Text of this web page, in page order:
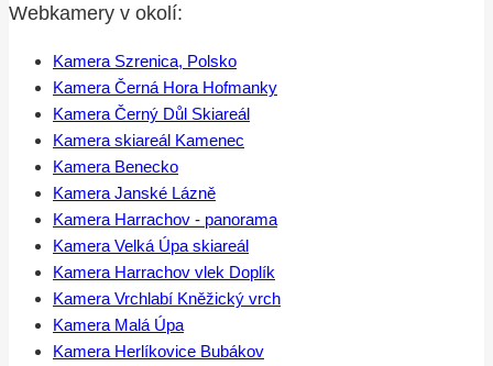
Webkamery v okolí:
Kamera Szrenica, Polsko
Kamera Černá Hora Hofmanky
Kamera Černý Důl Skiareál
Kamera skiareál Kamenec
Kamera Benecko
Kamera Janské Lázně
Kamera Harrachov - panorama
Kamera Velká Úpa skiareál
Kamera Harrachov vlek Doplík
Kamera Vrchlabí Kněžický vrch
Kamera Malá Úpa
Kamera Herlíkovice Bubákov